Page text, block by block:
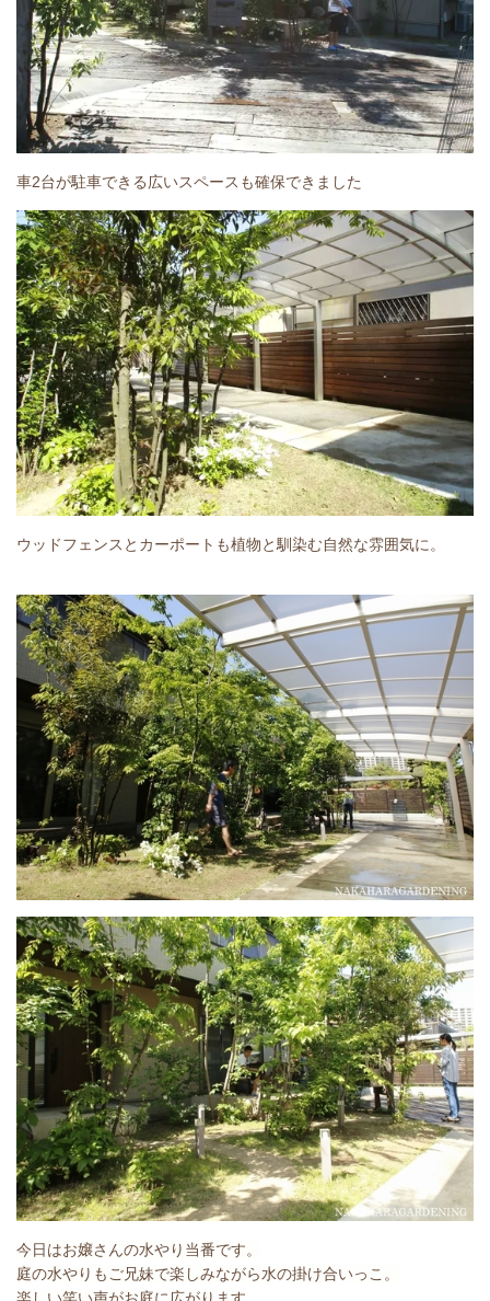
車2台が駐車できる広いスペースも確保できました
ウッドフェンスとカーポートも植物と馴染む自然な雰囲気に。
今日はお嬢さんの水やり当番です。
庭の水やりもご兄妹で楽しみながら水の掛け合いっこ。